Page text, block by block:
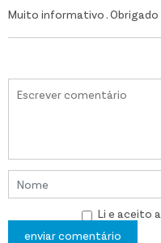
Muito informativo . Obrigado
Li e aceito a
enviar comentário